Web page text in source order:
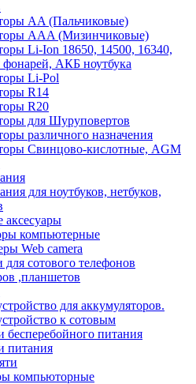
AA (Пальчиковые)
AAA (Мизинчиковые)
Li-Ion 18650, 14500, 16340,
фонарей, АКБ ноутбука
Li-Pol
R14
R20
для Шуруповертов
различного назначения
Свинцово-кислотные, AGM
для ноутбуков, нетбуков,
аксесуары
компьютерные
Web camera
для сотового телефонов
,планшетов
для аккумуляторов.
к сотовым
бесперебойного питания
питания
компьюторные